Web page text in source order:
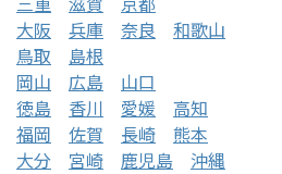
大阪
兵庫 奈良
和歌山
鳥取
島根
岡山
広島
山口
徳島
香川 愛媛
高知
福岡
佐賀 長崎
熊本
大分
宮崎 鹿児島 沖縄